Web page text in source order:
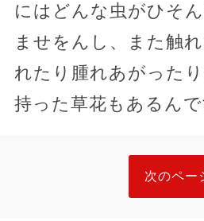
にはどんな虫がひそ
ませをんし、また触
れたり腫れあがった
持った草花もあるんで
次のペー